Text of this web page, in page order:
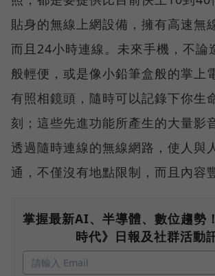
貼身的無線上網設備，擁有高速無
而且24小時連線。未來手機，不論
般輕便，或是像小鉛筆盒般的掌上
有照相鏡頭，隨時可以記錄下你生
刻；這些先進功能所產生的大量影
透過隨時連線的無線網路，使人與
通，不僅沒有地點限制，而且內容
掌握最新AI、半導體、數位趨勢
時代》日報及社群活動